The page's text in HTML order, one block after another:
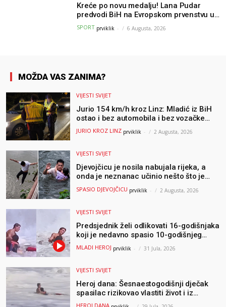
Kreće po novu medalju! Lana Pudar
predvodi BiH na Evropskom prvenstvu u
Parizu
SPORT prviklik - 6 Augusta, 2026
MOŽDA VAS ZANIMA?
VIJESTI SVIJET
Jurio 154 km/h kroz Linz: Mladić iz BiH
ostao i bez automobila i bez vozačke
dozvole
JURIO KROZ LINZ prviklik - 2 Augusta, 2026
VIJESTI SVIJET
Djevojčicu je nosila nabujala rijeka, a
onda je neznanac učinio nešto što je
mnoge ostavilo bez riječi
SPASIO DJEVOJČICU prviklik - 2 Augusta, 2026
VIJESTI SVIJET
Predsjednik želi odlikovati 16-godišnjaka
koji je nedavno spasio 10-godišnjeg
dječaka iz smrtonosnih valova
MLADI HEROJ prviklik - 31 Jula, 2026
VIJESTI SVIJET
Heroj dana: Šesnaestogodišnji dječak
spasilac rizikovao vlastiti život i iz
ogromnih valova spasio 10-godišnjeg
HEROJ DANA